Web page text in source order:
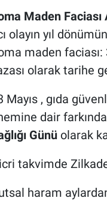
Maden
olayın yıl
maden faciası:
olarak tarihe
Mayıs , gıda
dair
Günüolarak
takvimde
haram